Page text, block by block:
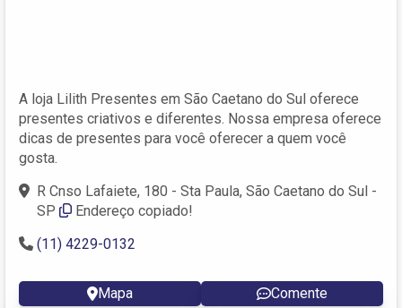
A loja Lilith Presentes em São Caetano do Sul oferece
presentes criativos e diferentes. Nossa empresa oferece
dicas de presentes para você oferecer a quem você
gosta.
R Cnso Lafaiete, 180 - Sta Paula, São Caetano do Sul -
SP
Endereço copiado!
(11) 4229-0132
Mapa Comente